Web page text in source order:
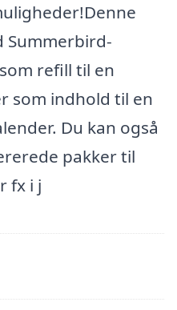
Summerbird-
refill til en
som indhold til en
Du kan også
pakker til
fx i j